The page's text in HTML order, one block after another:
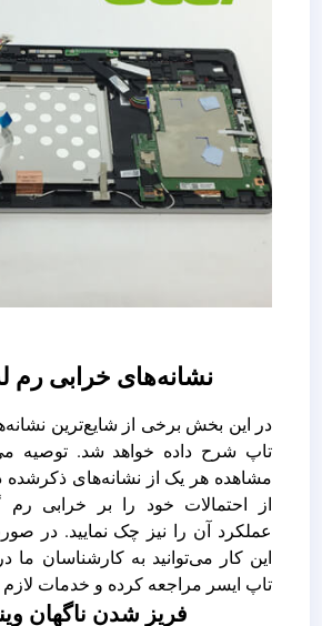
نشانه‌های خرابی رم
در این بخش برخی از شایع‌ترین
تاپ شرح داده خواهد شد. توصیه
مشاهده هر یک از نشانه‌های
از احتمالات خود را بر خرابی
عملکرد آن را نیز چک نمایید. در
این کار می‌توانید به کارشناسان ما
تاپ ایسر مراجعه کرده و خدمات لازم
فریز شدن ناگهان